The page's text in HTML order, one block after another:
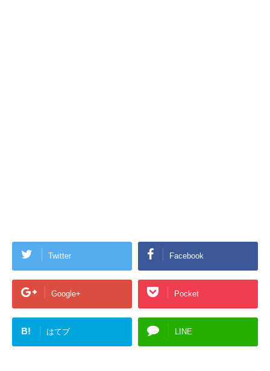
Twitter Facebook
Google+ Pocket
B! はてブ LINE